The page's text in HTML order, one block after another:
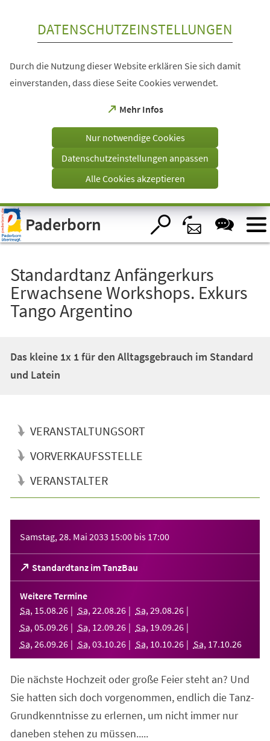
Visuelle
Assistenzsoftware
öffnen.
DATENSCHUTZEINSTELLUNGEN
Durch die Nutzung dieser Website erklären Sie sich damit
einverstanden, dass diese Seite Cookies verwendet.
Mehr Infos
(Öffnet
einem
Tab)
Nur notwendige Cookies
Datenschutzeinstellungen anpassen
Alle Cookies akzeptieren
Paderborn
Standardtanz Anfängerkurs
Erwachsene Workshops. Exkurs
Tango Argentino
Das kleine 1x 1 für den Alltagsgebrauch im Standard
und Latein
VERANSTALTUNGSORT
VORVERKAUFSSTELLE
VERANSTALTER
Samstag, 28. Mai 2033 15:00 bis 17:00
Standardtanz im TanzBau
(Öffnet
in
einem
neuen
Tab)
Weitere Termine
Sa, 15.08.26 Sa, 22.08.26 Sa, 29.08.26
Sa, 05.09.26 Sa, 12.09.26 Sa, 19.09.26
Sa, 26.09.26 Sa, 03.10.26 Sa, 10.10.26 Sa, 17.10.26
Die nächste Hochzeit oder große Feier steht an? Und
Sie hatten sich doch vorgenommen, endlich die Tanz-
Grundkenntnisse zu erlernen, um nicht immer nur
daneben stehen zu müssen.....